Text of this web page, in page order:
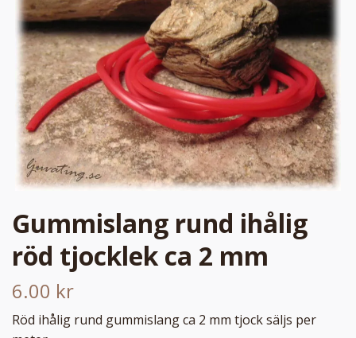
Gummislang rund ihålig
röd tjocklek ca 2 mm
6.00 kr
Röd ihålig rund gummislang ca 2 mm tjock säljs per